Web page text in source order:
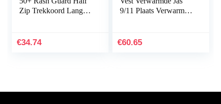
Zip Trekkoord Lange
€34.74
9/11 Plaats Verwarmd
Warme Kleding
€60.65